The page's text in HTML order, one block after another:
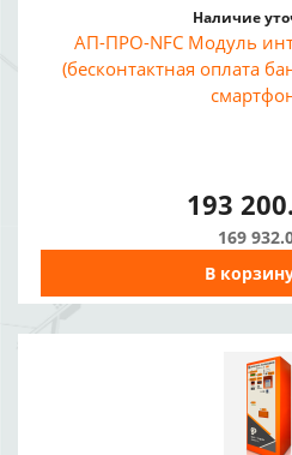
Наличие
АП-ПРО-NFC Модуль
(бесконтактная оплата
193
169
В